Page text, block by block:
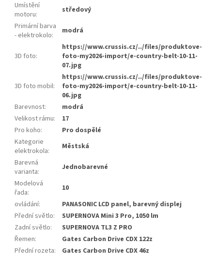
Umístění
motoru:
středový
Primární barva
- elektrokolo: modrá
3D foto:
https://www.crussis.cz/../files/produktove-
foto-my2026-import/e-country-belt-10-11-
07.jpg
3D foto mobil:
https://www.crussis.cz/../files/produktove-
foto-my2026-import/e-country-belt-10-11-
06.jpg
Barevnost:
modrá
Velikost rámu:
17
Pro koho:
Pro dospělé
Kategorie
elektrokola:
Městská
Barevná
varianta:
Jednobarevné
Modelová
řada:
10
ovládání:
PANASONIC LCD panel, barevný displej
Přední světlo:
SUPERNOVA Mini 3 Pro, 1050 lm
Zadní světlo:
SUPERNOVA TL3 Z PRO
Řemen:
Gates Carbon Drive CDX 122z
Přední rozeta:
Gates Carbon Drive CDX 46z